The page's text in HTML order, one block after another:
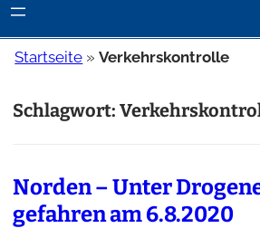
Startseite »Verkehrskontrolle
Schlagwort:
Norden – Unter
gefahren am 6.8.2020